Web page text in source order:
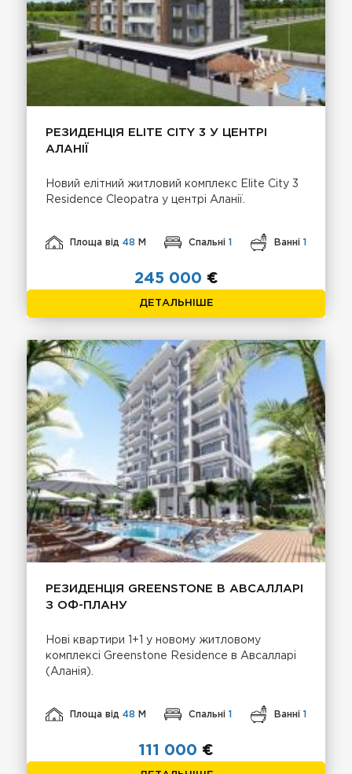
РЕЗИДЕНЦІЯ ELITE CITY 3 У ЦЕНТРІ
АЛАНІЇ
Новий елітний житловий комплекс Elite City 3
Residence Cleopatra у центрі Аланії.
Площа від48 М Спальні 1 Ванні 1
245 000 €
ДЕТАЛЬНІШЕ
РЕЗИДЕНЦІЯ GREENSTONE В АВСАЛЛАРІ
З ОФ-ПЛАНУ
Нові квартири 1+1 у новому житловому
комплексі Greenstone Residence в Авсалларі
(Аланія).
Площа від48 М Спальні 1 Ванні 1
111 000 €